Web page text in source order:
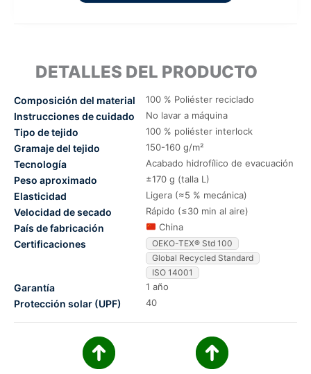
DETALLES DEL PRODUCTO
Composición del material 100 % Poliéster reciclado
Instrucciones de cuidado No lavar a máquina
Tipo de tejido 100 % poliéster interlock
Gramaje del tejido 150-160 g/m²
Tecnología Acabado hidrofílico de evacuación
Peso aproximado ±170 g (talla L)
Elasticidad Ligera (≈5 % mecánica)
Velocidad de secado Rápido (≤30 min al aire)
País de fabricación China
Certificaciones
OEKO-TEX® Std 100
Global Recycled Standard
ISO 14001
Garantía 1 año
Protección solar (UPF) 40